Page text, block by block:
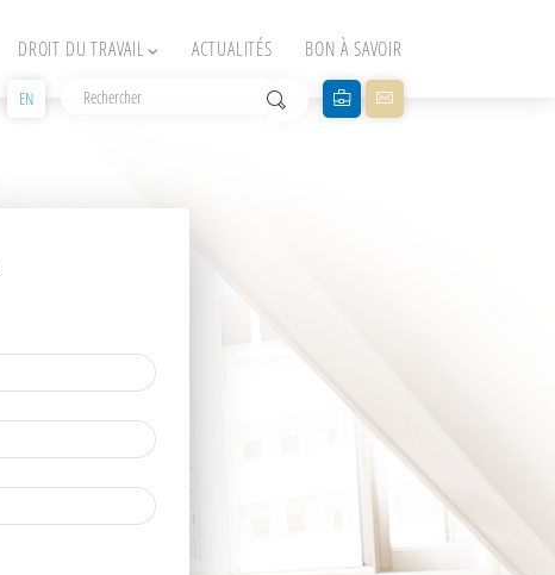
EN
DROIT DU TRAVAIL ACTUALITÉS BON À SAVOIR